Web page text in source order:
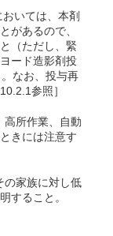
いては、本剤
があるので、
（ただし、緊
ード造影剤投
なお、投与再
参照］
所作業、自動
きには注意す
家族に対し低
すること。